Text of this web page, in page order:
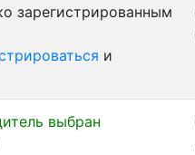
зарегистрированным
и
выбран